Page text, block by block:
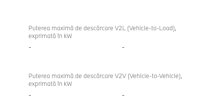
bidirecțională
116
Puterea maximă de descărcare V2L (Vehicle-to-Load),
exprimată în kW
- -
Puterea maximă de descărcare V2V (Vehicle-to-Vehicle),
exprimată în kW
- -